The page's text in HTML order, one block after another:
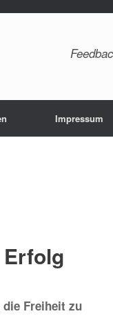
Impressum
die Freiheit zu